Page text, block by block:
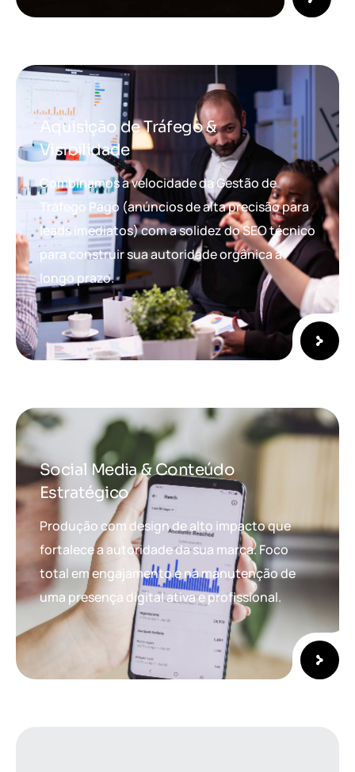
Aquisição de Tráfego &
Visibilidade
Combinamos a velocidade da Gestão de
Tráfego Pago (anúncios de alta precisão para
leads imediatos) com a solidez do SEO técnico
para construir sua autoridade orgânica a
longo prazo.
Social Media & Conteúdo
Estratégico
Produção com design de alto impacto que
fortalece a autoridade da sua marca. Foco
total em engajamento e na manutenção de
uma presença digital ativa e profissional.